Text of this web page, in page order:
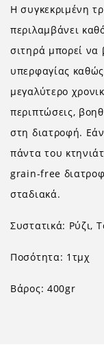
Η συγκεκριμένη
περιλαμβάνει
σιτηρά μπορεί
υπερφαγίας
μεγαλύτερο
περιπτώσεις,
στη διατροφή.
πάντα του
grain-free
σταδιακά.
Συστατικά: Ρύζι,
Ποσότητα: 1τμχ
Βάρος: 400gr